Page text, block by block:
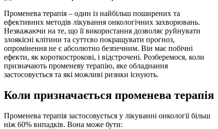
Променева терапія – один із найбільш поширених та
ефективних методів лікування онкологічних захворювань.
Незважаючи на те, що її використання дозволяє руйнувати
злоякісні клітини та суттєво покращувати прогноз,
опромінення не є абсолютно безпечним. Він має побічні
ефекти, як короткострокові, і відстрочені. Розберемося, коли
призначають променеву терапію, яке обладнання
застосовується та які можливі ризики існують.
Коли призначається променева терапія
Променева терапія застосовується у лікуванні онкології більш
ніж 60% випадків. Вона може бути: